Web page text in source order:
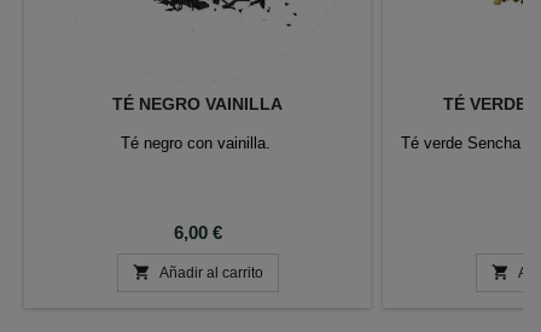
TÉ NEGRO VAINILLA
Té negro con vainilla.
Precio
6,00 €
 Añadir al carrito
TÉ VERDE
Té verde Sencha
